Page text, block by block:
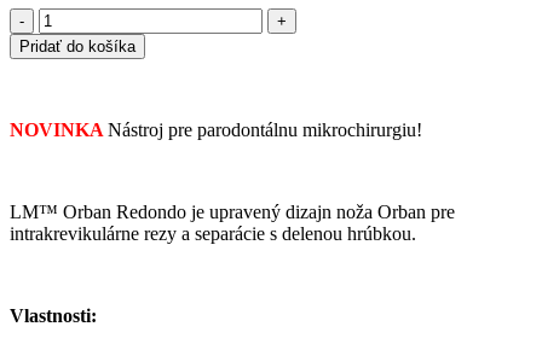
Pridať do košíka
NOVINKA Nástroj pre parodontálnu mikrochirurgiu!
LM™ Orban Redondo je upravený dizajn noža Orban pre
intrakrevikulárne rezy a separácie s delenou hrúbkou.
Vlastnosti: